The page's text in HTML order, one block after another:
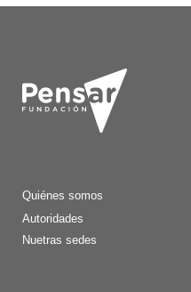
Quiénes somos
Autoridades
Nuetras sedes